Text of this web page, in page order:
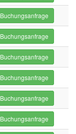
Buchungsanfrage
Buchungsanfrage
Buchungsanfrage
Buchungsanfrage
Buchungsanfrage
Buchungsanfrage